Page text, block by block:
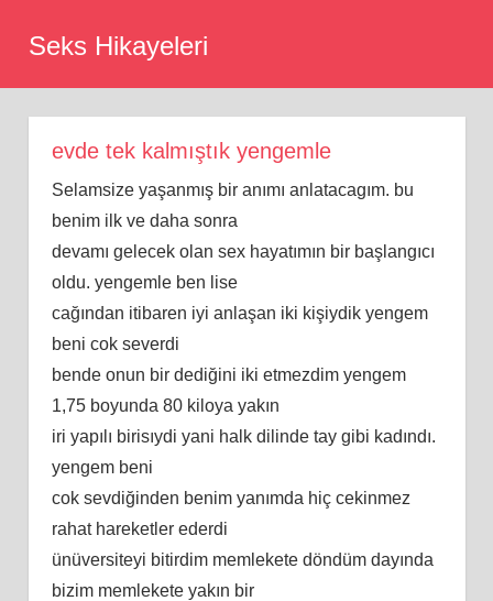
Seks Hikayeleri
evde tek kalmıştık yengemle
Selamsize yaşanmış bir anımı anlatacagım. bu
benim ilk ve daha sonra
devamı gelecek olan sex hayatımın bir başlangıcı
oldu. yengemle ben lise
cağından itibaren iyi anlaşan iki kişiydik yengem
beni cok severdi
bende onun bir dediğini iki etmezdim yengem
1,75 boyunda 80 kiloya yakın
iri yapılı birisıydi yani halk dilinde tay gibi kadındı.
yengem beni
cok sevdiğinden benim yanımda hiç cekinmez
rahat hareketler ederdi
ünüversiteyi bitirdim memlekete döndüm dayında
bizim memlekete yakın bir